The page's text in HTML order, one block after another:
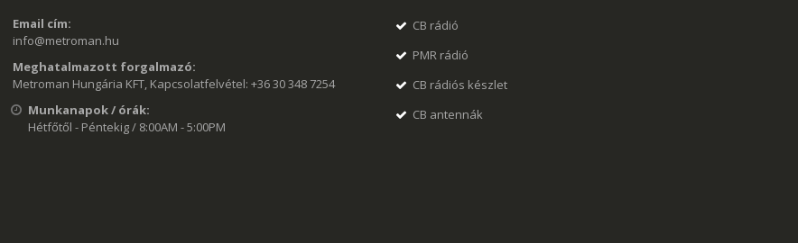
Email cím:
info@metroman.hu
Meghatalmazott forgalmazó:
Metroman Hungária KFT, Kapcsolatfelvétel: +36 30 348 7254
Munkanapok / órák:
Hétfőtől - Péntekig / 8:00AM - 5:00PM
CB rádió
PMR rádió
CB rádiós készlet
CB antennák